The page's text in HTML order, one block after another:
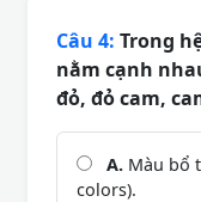
Câu 4: Trong
nằm cạnh
đỏ, đỏ cam,
A. Màu bổ
colors).